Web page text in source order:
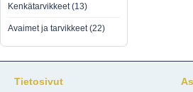
Kenkätarvikkeet (13)
Avaimet ja tarvikkeet (22)
Tietosivut